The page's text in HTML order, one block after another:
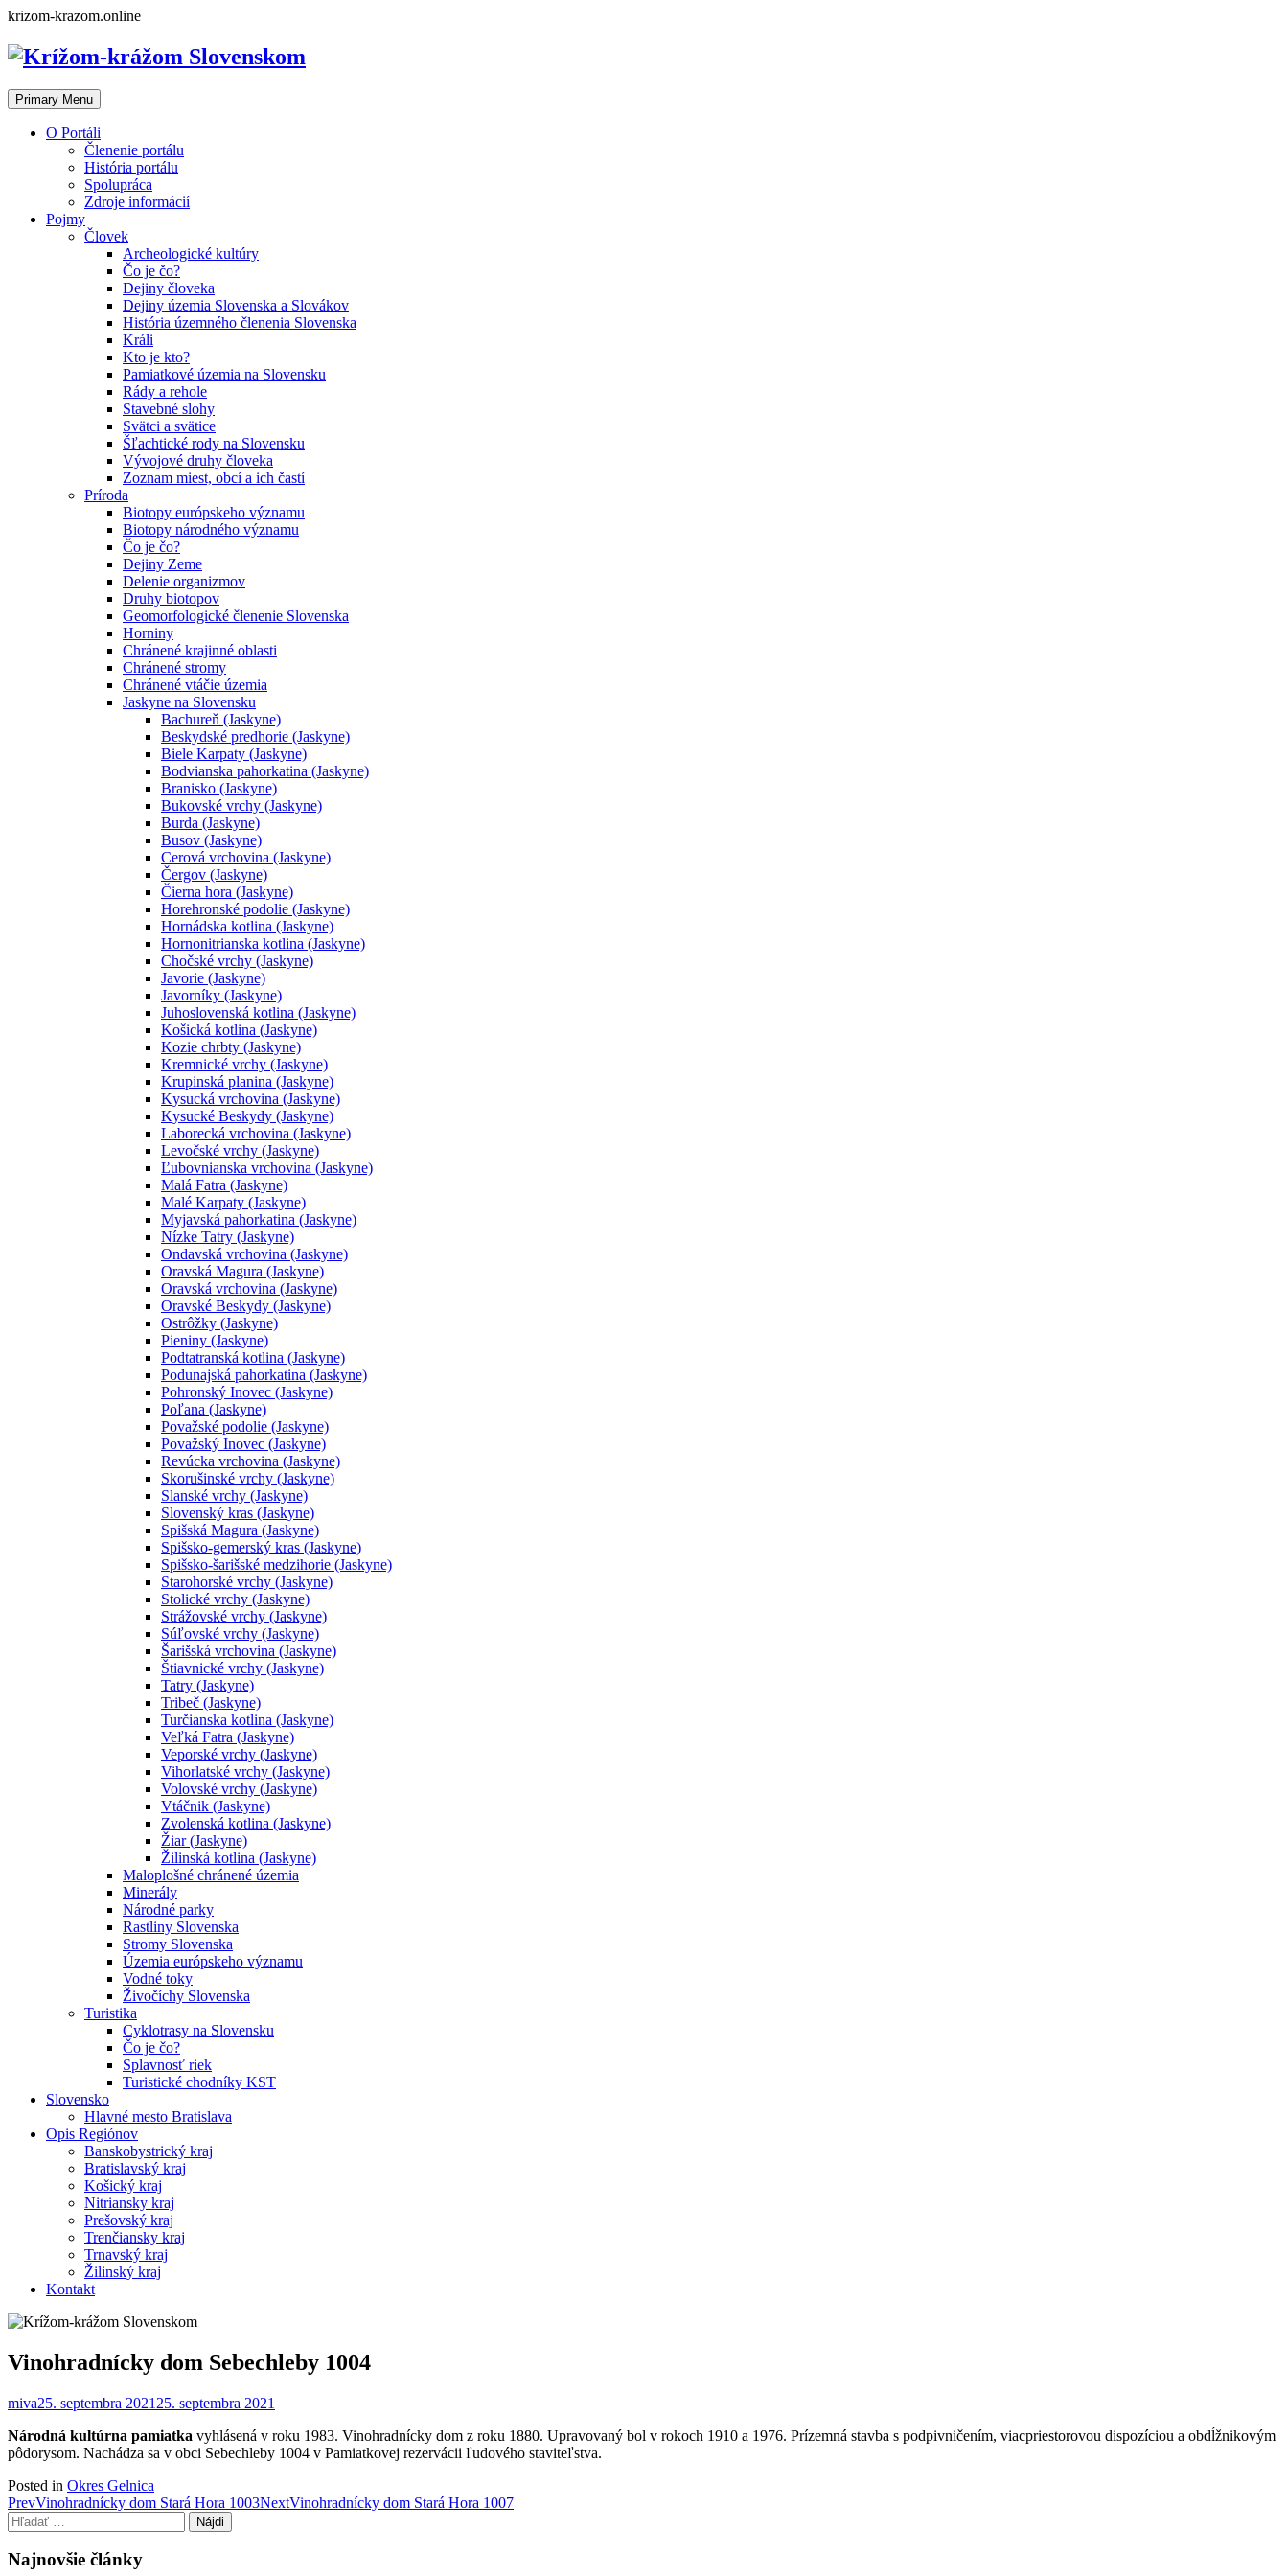
Skip
content
krizom-krazom.online
Primary Menu
O Portáli
Členenie portálu
História portálu
Spolupráca
Zdroje informácií
Pojmy
Človek
Archeologické kultúry
Čo je čo?
Dejiny človeka
Dejiny územia Slovenska a Slovákov
História územného členenia Slovenska
Králi
Kto je kto?
Pamiatkové územia na Slovensku
Rády a rehole
Stavebné slohy
Svätci a svätice
Šľachtické rody na Slovensku
Vývojové druhy človeka
Zoznam miest, obcí a ich častí
Príroda
Biotopy európskeho významu
Biotopy národného významu
Čo je čo?
Dejiny Zeme
Delenie organizmov
Druhy biotopov
Geomorfologické členenie Slovenska
Horniny
Chránené krajinné oblasti
Chránené stromy
Chránené vtáčie územia
Jaskyne na Slovensku
Bachureň (Jaskyne)
Beskydské predhorie (Jaskyne)
Biele Karpaty (Jaskyne)
Bodvianska pahorkatina (Jaskyne)
Branisko (Jaskyne)
Bukovské vrchy (Jaskyne)
Burda (Jaskyne)
Busov (Jaskyne)
Cerová vrchovina (Jaskyne)
Čergov (Jaskyne)
Čierna hora (Jaskyne)
Horehronské podolie (Jaskyne)
Hornádska kotlina (Jaskyne)
Hornonitrianska kotlina (Jaskyne)
Chočské vrchy (Jaskyne)
Javorie (Jaskyne)
Javorníky (Jaskyne)
Juhoslovenská kotlina (Jaskyne)
Košická kotlina (Jaskyne)
Kozie chrbty (Jaskyne)
Kremnické vrchy (Jaskyne)
Krupinská planina (Jaskyne)
Kysucká vrchovina (Jaskyne)
Kysucké Beskydy (Jaskyne)
Laborecká vrchovina (Jaskyne)
Levočské vrchy (Jaskyne)
Ľubovnianska vrchovina (Jaskyne)
Malá Fatra (Jaskyne)
Malé Karpaty (Jaskyne)
Myjavská pahorkatina (Jaskyne)
Nízke Tatry (Jaskyne)
Ondavská vrchovina (Jaskyne)
Oravská Magura (Jaskyne)
Oravská vrchovina (Jaskyne)
Oravské Beskydy (Jaskyne)
Ostrôžky (Jaskyne)
Pieniny (Jaskyne)
Podtatranská kotlina (Jaskyne)
Podunajská pahorkatina (Jaskyne)
Pohronský Inovec (Jaskyne)
Poľana (Jaskyne)
Považské podolie (Jaskyne)
Považský Inovec (Jaskyne)
Revúcka vrchovina (Jaskyne)
Skorušinské vrchy (Jaskyne)
Slanské vrchy (Jaskyne)
Slovenský kras (Jaskyne)
Spišská Magura (Jaskyne)
Spišsko-gemerský kras (Jaskyne)
Spišsko-šarišské medzihorie (Jaskyne)
Starohorské vrchy (Jaskyne)
Stolické vrchy (Jaskyne)
Strážovské vrchy (Jaskyne)
Súľovské vrchy (Jaskyne)
Šarišská vrchovina (Jaskyne)
Štiavnické vrchy (Jaskyne)
Tatry (Jaskyne)
Tribeč (Jaskyne)
Turčianska kotlina (Jaskyne)
Veľká Fatra (Jaskyne)
Veporské vrchy (Jaskyne)
Vihorlatské vrchy (Jaskyne)
Volovské vrchy (Jaskyne)
Vtáčnik (Jaskyne)
Zvolenská kotlina (Jaskyne)
Žiar (Jaskyne)
Žilinská kotlina (Jaskyne)
Maloplošné chránené územia
Minerály
Národné parky
Rastliny Slovenska
Stromy Slovenska
Územia európskeho významu
Vodné toky
Živočíchy Slovenska
Turistika
Cyklotrasy na Slovensku
Čo je čo?
Splavnosť riek
Turistické chodníky KST
Slovensko
Hlavné mesto Bratislava
Opis Regiónov
Banskobystrický kraj
Bratislavský kraj
Košický kraj
Nitriansky kraj
Prešovský kraj
Trenčiansky kraj
Trnavský kraj
Žilinský kraj
Kontakt
Vinohradnícky dom Sebechleby 1004
miva25. septembra 2021 25. septembra 2021
Národná kultúrna pamiatka vyhlásená v roku 1983. Vinohradnícky dom z roku 1880. Upravovaný bol v rokoch 1910 a 1976. Prízemná stavba s podpivničením, viacpriestorovou dispozíciou a obdĺžnikovým
pôdorysom. Nachádza sa v obci Sebechleby 1004 v Pamiatkovej rezervácii ľudového staviteľstva.
Posted in Okres Gelnica
Post
navigation
PrevVinohradnícky dom Stará Hora 1003NextVinohradnícky dom Stará Hora 1007
Hľadať:
Najnovšie články